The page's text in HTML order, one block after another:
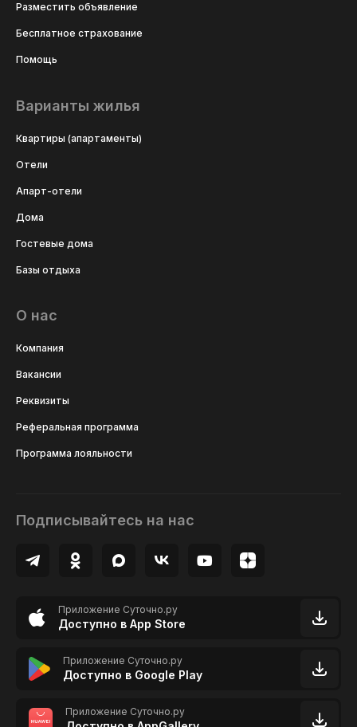
Разместить объявление
Бесплатное страхование
Помощь
Варианты жилья
Квартиры (апартаменты)
Отели
Апарт-отели
Дома
Гостевые дома
Базы отдыха
О нас
Компания
Вакансии
Реквизиты
Реферальная программа
Программа лояльности
Подписывайтесь на нас
Приложение Суточно.ру
Доступно в App Store
Приложение Суточно.ру
Доступно в Google Play
Приложение Суточно.ру